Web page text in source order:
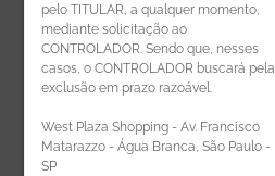
pelo TITULAR, a qualquer momento,
mediante solicitação ao
CONTROLADOR. Sendo que, nesses
casos, o CONTROLADOR buscará pela
exclusão em prazo razoável.
West Plaza Shopping - Av. Francisco
Matarazzo - Água Branca, São Paulo -
SP